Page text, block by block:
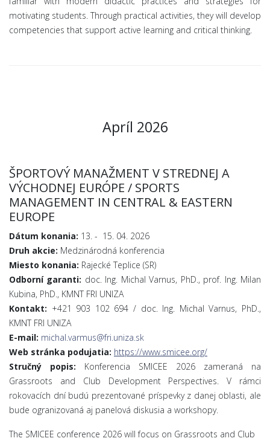
motivating students. Through practical activities, they will develop
competencies that support active learning and critical thinking.
Apríl 2026
ŠPORTOVÝ MANAŽMENT V STREDNEJ A
VÝCHODNEJ EURÓPE / SPORTS
MANAGEMENT IN CENTRAL & EASTERN
EUROPE
Dátum konania: 13. - 15. 04. 2026
Druh akcie: Medzinárodná konferencia
Miesto konania: Rajecké Teplice (SR)
Odborní garanti: doc. Ing. Michal Varnus, PhD., prof. Ing. Milan
Kubina, PhD., KMNT FRI UNIZA
Kontakt: +421 903 102 694 / doc. Ing. Michal Varnus, PhD.,
KMNT FRI UNIZA
E-mail: michal.varmus@fri.uniza.sk
Web stránka podujatia: https://www.smicee.org/
Stručný popis: Konferencia SMICEE 2026 zameraná na
Grassroots and Club Development Perspectives. V rámci
rokovacích dní budú prezentované príspevky z danej oblasti, ale
bude ogranizovaná aj panelová diskusia a workshopy.
The SMICEE conference 2026 will focus on Grassroots and Club